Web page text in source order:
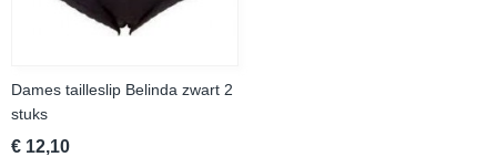
Dames tailleslip Belinda zwart 2
stuks
€ 12,10